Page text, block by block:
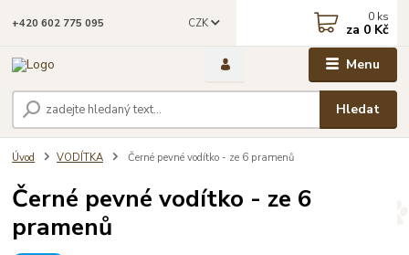
Menu
CZK
Hledat
+420 602 775 095 0 ks
za 0 Kč
Úvod VODÍTKA Černé pevné vodítko - ze 6 pramenů
Černé pevné vodítko - ze 6
pramenů